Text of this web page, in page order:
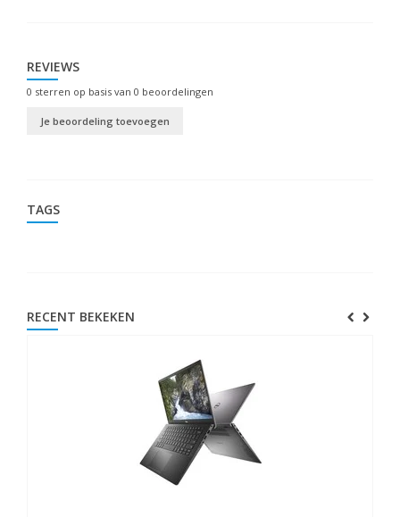
REVIEWS
0 sterren op basis van 0 beoordelingen
Je beoordeling toevoegen
TAGS
RECENT BEKEKEN